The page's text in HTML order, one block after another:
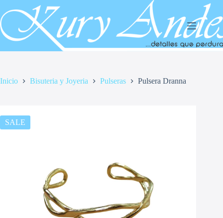
al
contenido
Inicio Bisuteria y Joyeria Pulseras Pulsera Dranna
SALE